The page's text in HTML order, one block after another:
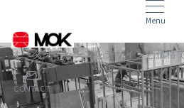
Menu
オーダーキッチンをデザインと価格
CONTACT